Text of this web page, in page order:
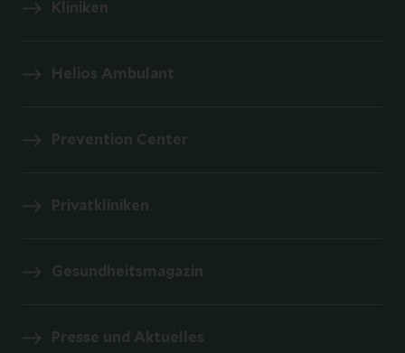
Kliniken
Helios Ambulant
Prevention Center
Privatkliniken
Gesundheitsmagazin
Presse und Aktuelles